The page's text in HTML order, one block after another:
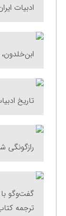
ادبیات
تاریخ
رازگونگی
گفت‌وگو
ترجمه